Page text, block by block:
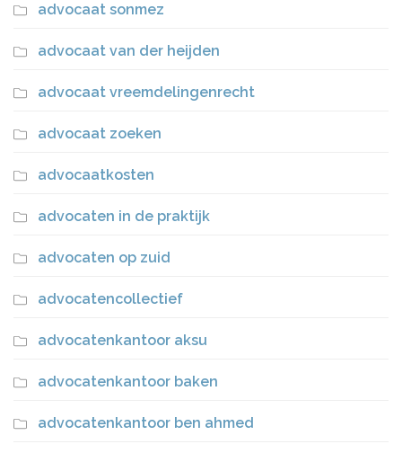
advocaat sonmez
advocaat van der heijden
advocaat vreemdelingenrecht
advocaat zoeken
advocaatkosten
advocaten in de praktijk
advocaten op zuid
advocatencollectief
advocatenkantoor aksu
advocatenkantoor baken
advocatenkantoor ben ahmed